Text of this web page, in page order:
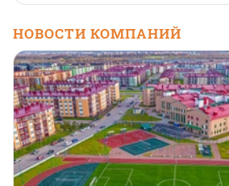
НОВОСТИ КОМПАНИЙ